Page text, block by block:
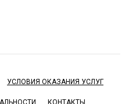
УСЛОВИЯ ОКАЗАНИЯ УСЛУГ
КОНТАКТЫ